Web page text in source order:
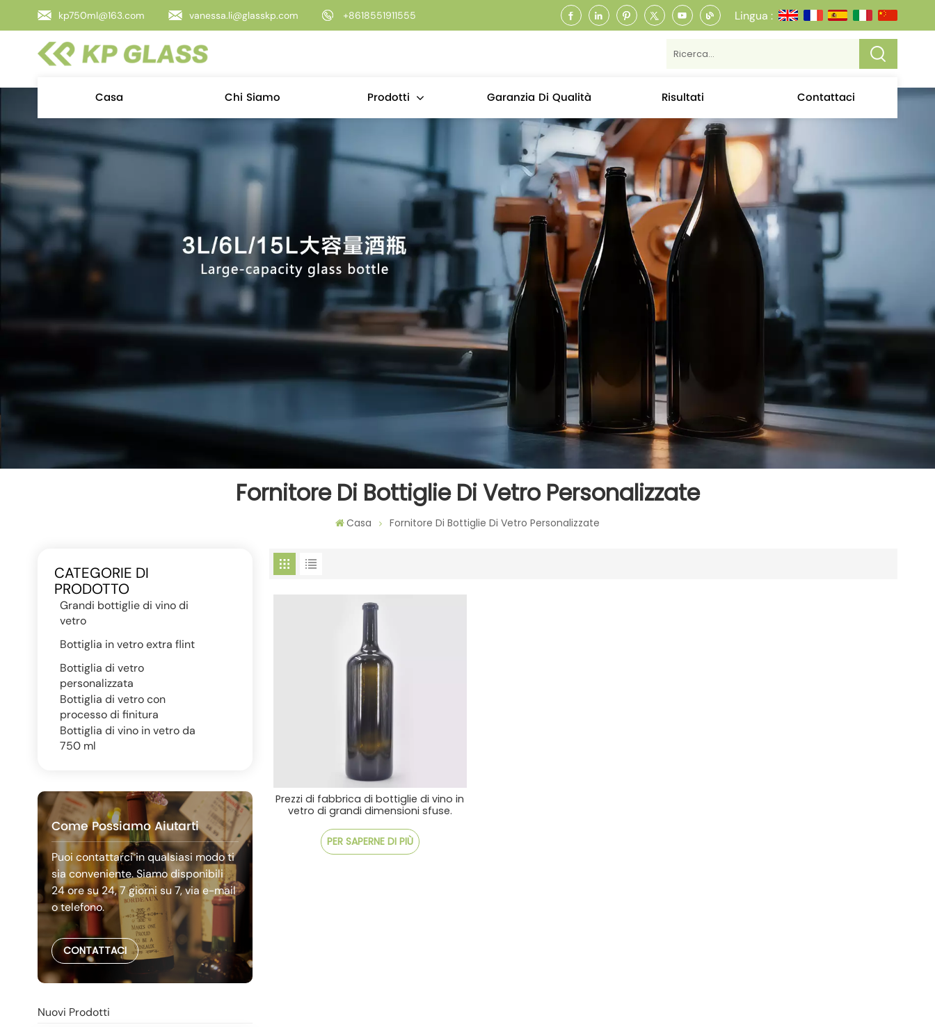
kp750ml@163.com vanessa.li@glasskp.com +8618551911555 Lingua :
Casa Chi Siamo Prodotti Garanzia Di Qualità Risultati Contattaci
Fornitore Di Bottiglie Di Vetro Personalizzate
Casa Fornitore Di Bottiglie Di Vetro Personalizzate
CATEGORIE DI
PRODOTTO
Grandi bottiglie di vino di
vetro
Bottiglia in vetro extra flint
Bottiglia di vetro
personalizzata
Bottiglia di vetro con
processo di finitura
Bottiglia di vino in vetro da
750 ml
Come Possiamo Aiutarti
Puoi contattarci in qualsiasi modo ti
sia conveniente. Siamo disponibili
24 ore su 24, 7 giorni su 7, via e-mail
o telefono.
CONTATTACI
Nuovi Prodotti
Prezzi di fabbrica di bottiglie di vino in
vetro di grandi dimensioni sfuse.
PER SAPERNE DI PIÙ